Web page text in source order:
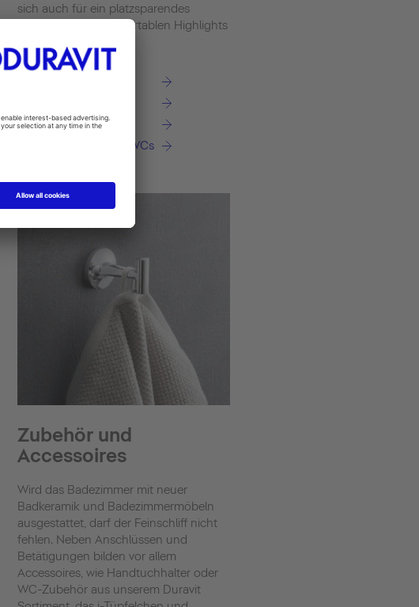
sich auch für ein platzsparendes
Dusch-WC mit komfortablen Highlights
Bidets
SensoWash® Dusch-WCs
Zubehör und
Accessoires
Wird das Badezimmer mit neuer
Badkeramik und Badezimmermöbeln
ausgestattet, darf der Feinschliff nicht
fehlen. Neben Anschlüssen und
Betätigungen bilden vor allem
Accessoires, wie Handtuchhalter oder
WC-Zubehör aus unserem Duravit